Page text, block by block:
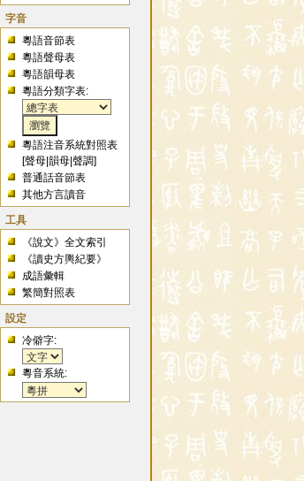
字音
粵語音節表
粵語聲母表
粵語韻母表
粵語分類字表:
粵語注音系統對照表
[聲母 |韻母 |聲調]
普通話音節表
其他方言讀音
工具
《說文》全文索引
《讀史方輿紀要》
成語彙輯
繁簡對照表
設定
冷僻字:
粵音系統: